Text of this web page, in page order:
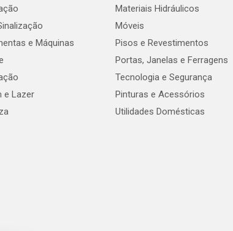
e Máquinas
e Lazer
Materiais Hidráulicos
Móveis
Pisos e Revestimentos
Portas, Janelas e Ferragens
Tecnologia e Segurança
Pinturas e Acessórios
Utilidades Domésticas